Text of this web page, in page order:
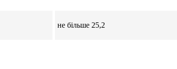
не більше 25,2